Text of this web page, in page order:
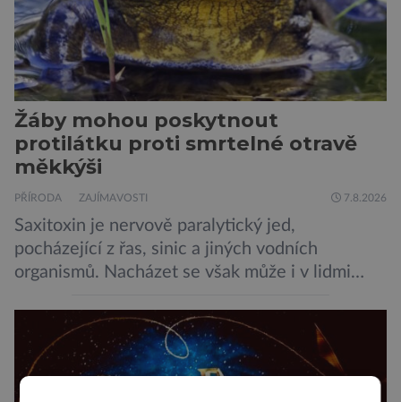
Žáby mohou poskytnout
protilátku proti smrtelné otravě
měkkýši
PŘÍRODA ZAJÍMAVOSTI 7.8.2026
Saxitoxin je nervově paralytický jed,
pocházející z řas, sinic a jiných vodních
organismů. Nacházet se však může i v lidmi
slávky. K příznakům otravy patří paralýza
dýchacích cest, dojít však může až k udušení.
Dosud proti tomuto jedu neexistovala
protilátka, nyní ji zřejmě vědci objevili, ovšem